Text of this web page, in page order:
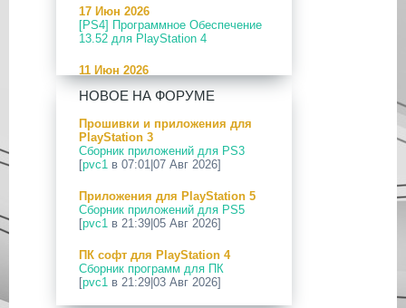
17 Июн 2026
[PS4] Программное Обеспечение
13.52 для PlayStation 4
11 Июн 2026
[PS5] Программное Обеспечение
26.04-13.40.00 для PlayStation 5
24 Апр 2026
[PS5] Программное Обеспечение
26.03-13.20.00 для PlayStation 5
12 Апр 2026
[PS Portal] Программное
Обеспечение 7.0.2 для PS Portal
09 Апр 2026
[PS3|CFW] webMAN MOD
v1.47.48p
НОВОЕ НА ФОРУМЕ
Прошивки и приложения для
PlayStation 3
Сборник приложений для PS3
[pvc1 в 07:01|07 Авг 2026]
Приложения для PlayStation 5
Сборник приложений для PS5
[pvc1 в 21:39|05 Авг 2026]
ПК софт для PlayStation 4
Сборник программ для ПК
[pvc1 в 21:29|03 Авг 2026]